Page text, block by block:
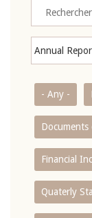
- Any -
Documents
Financial
Quaterly